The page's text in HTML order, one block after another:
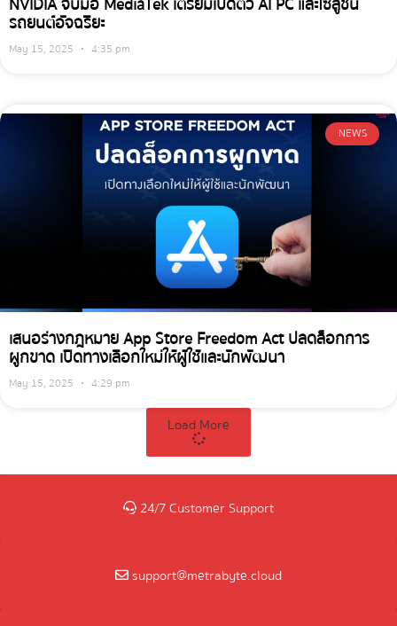
รถยนต์อัจฉริยะ
May 15, 2025 4:35 pm
NEWS
เสนอร่างกฎหมาย App Store Freedom Act ปลดล็อกการ
ผูกขาด เปิดทางเลือกใหม่ให้ผู้ใช้และนักพัฒนา
May 15, 2025 4:29 pm
Load More
24/7 Customer Support
support@metrabyte.cloud